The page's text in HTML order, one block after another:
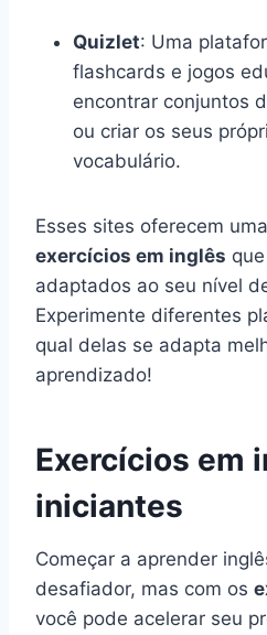
Quizlet: Uma
flashcards e jogos
encontrar conjuntos
ou criar os seus
vocabulário.
Esses sites oferecem
exercícios em inglês
adaptados ao seu nível
Experimente diferentes
qual delas se adapta
aprendizado!
Exercícios em
iniciantes
Começar a aprender
desafiador, mas com os
você pode acelerar seu